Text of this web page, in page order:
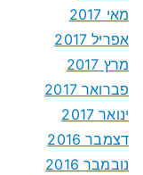
מאי 2017
אפריל 2017
מרץ 2017
פברואר 2017
ינואר 2017
דצמבר 2016
נובמבר 2016